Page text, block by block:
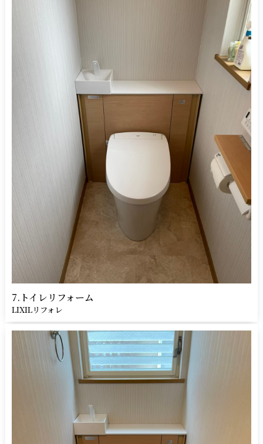
7.トイレリフォーム
LIXILリフォレ